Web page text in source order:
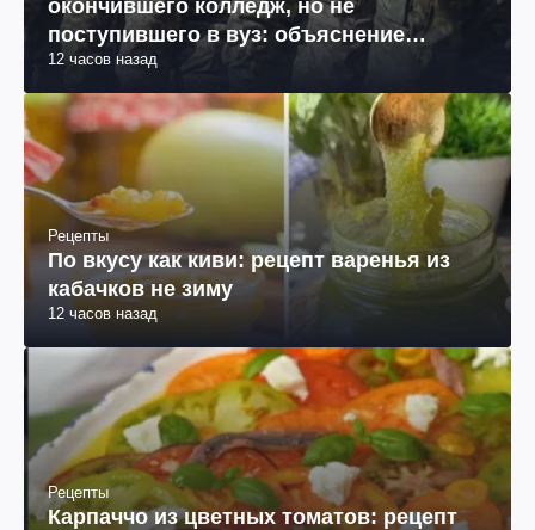
окончившего колледж, но не
поступившего в вуз: объяснение
юриста
12 часов назад
Рецепты
По вкусу как киви: рецепт варенья из
кабачков не зиму
12 часов назад
Рецепты
Карпаччо из цветных томатов: рецепт